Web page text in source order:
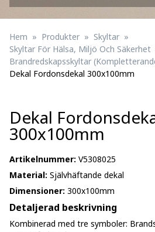
Hem Produkter
Skyltar
Skyltar För Hälsa, Miljö Och Säkerhet
Brandredskapsskyltar
Dekal Fordonsdekal 300x100mm
Dekal
300x100mm
Artikelnummer: V5308025
Material: Självhäftande dekal
Dimensioner: 300x100mm
Detaljerad beskrivning
Kombinerad med tre symboler: